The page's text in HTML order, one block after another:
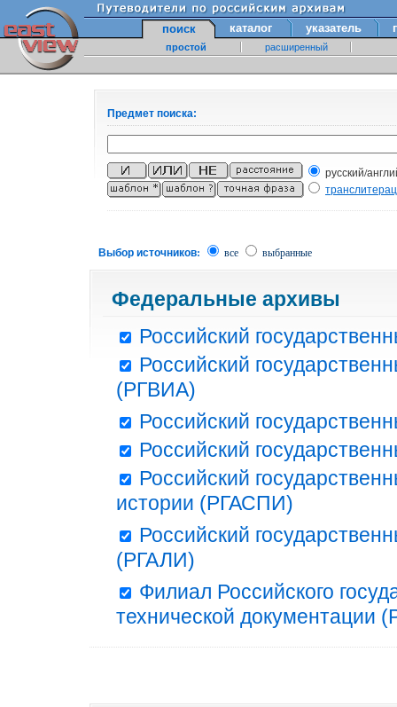
поиск каталог указатель
простой расширенный
Предмет поиска:
русский/
Выбор источников: все выбранные
Федеральные архивы
Российский
Российский
(РГВИА)
Российский
Российский
Российский
истории (РГАСПИ)
Российский
(РГАЛИ)
Филиал Российского
технической документации